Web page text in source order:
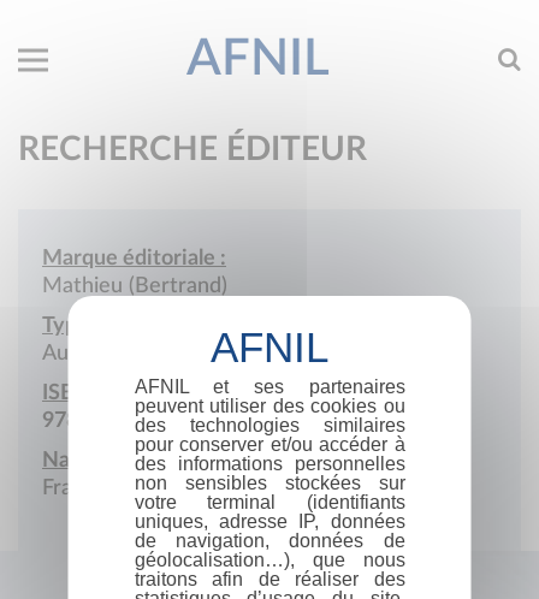
AFNIL
RECHERCHE ÉDITEUR
Marque éditoriale :
Mathieu (Bertrand)
Type de société :
Auto-édition
ISBN :
978-2-9591833
Nationalité :
France
AFNIL et ses partenaires
peuvent utiliser des cookies ou
des technologies similaires
pour conserver et/ou accéder à
des informations personnelles
non sensibles stockées sur
votre terminal (identifiants
uniques, adresse IP, données
de navigation, données de
géolocalisation…), que nous
traitons afin de réaliser des